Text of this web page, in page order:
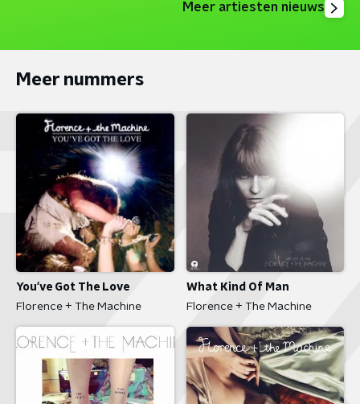
Meer artiesten nieuws
Meer nummers
You've Got The Love
Florence + The Machine
What Kind Of Man
Florence + The Machine